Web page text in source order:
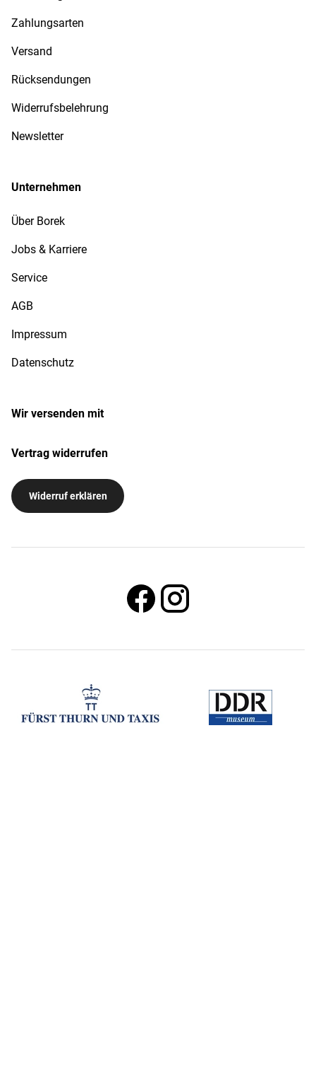
Zahlungsarten
Versand
Rücksendungen
Widerrufsbelehrung
Newsletter
Unternehmen
Über Borek
Jobs & Karriere
Service
AGB
Impressum
Datenschutz
Wir versenden mit
Vertrag widerrufen
Widerruf erklären